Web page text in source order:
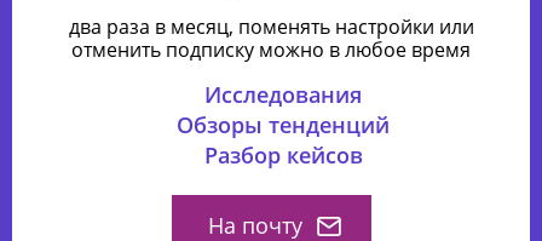
два раза в месяц, поменять настройки или
отменить подписку можно в любое время
Исследования
Обзоры тенденций
Разбор кейсов
На почту